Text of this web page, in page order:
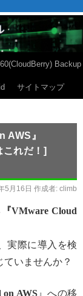
Backup
サイトマップ
AWS』
これだ！]
5月16日 作成者: climb
『VMware Cloud
実際に導入を検
いませんか？
AWS』への移